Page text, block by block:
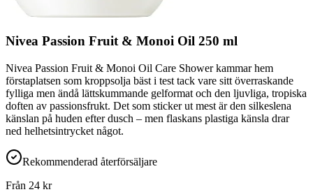
Nivea Passion Fruit & Monoi Oil 250 ml
Nivea Passion Fruit & Monoi Oil Care Shower kammar hem
förstaplatsen som kroppsolja bäst i test tack vare sitt överraskande
fylliga men ändå lättskummande gelformat och den ljuvliga, tropiska
doften av passionsfrukt. Det som sticker ut mest är den silkeslena
känslan på huden efter dusch – men flaskans plastiga känsla drar
ned helhetsintrycket något.
Rekommenderad återförsäljare
Från 24 kr